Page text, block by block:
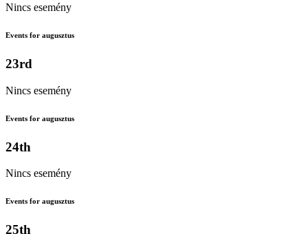
Nincs esemény
Events for augusztus
23rd
Nincs esemény
Events for augusztus
24th
Nincs esemény
Events for augusztus
25th